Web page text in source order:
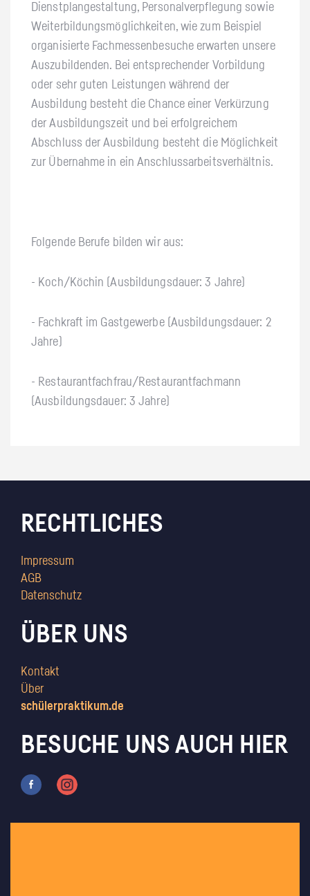
Dienstplangestaltung, Personalverpflegung sowie
Weiterbildungsmöglichkeiten, wie zum Beispiel
organisierte Fachmessenbesuche erwarten unsere
Auszubildenden. Bei entsprechender Vorbildung
oder sehr guten Leistungen während der
Ausbildung besteht die Chance einer Verkürzung
der Ausbildungszeit und bei erfolgreichem
Abschluss der Ausbildung besteht die Möglichkeit
zur Übernahme in ein Anschlussarbeitsverhältnis.
Folgende Berufe bilden wir aus:
- Koch/Köchin (Ausbildungsdauer: 3 Jahre)
- Fachkraft im Gastgewerbe (Ausbildungsdauer: 2
Jahre)
- Restaurantfachfrau/Restaurantfachmann
(Ausbildungsdauer: 3 Jahre)
RECHTLICHES
Impressum
AGB
Datenschutz
ÜBER UNS
Kontakt
Über
schülerpraktikum.de
BESUCHE UNS AUCH HIER